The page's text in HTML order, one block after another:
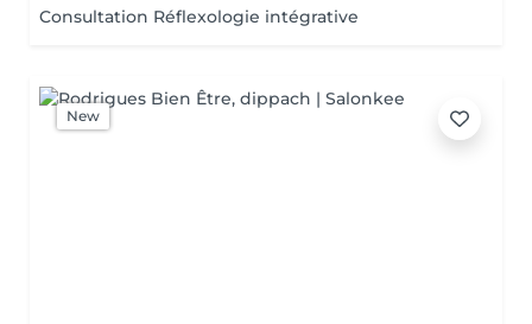
Consultation Réflexologie intégrative
New